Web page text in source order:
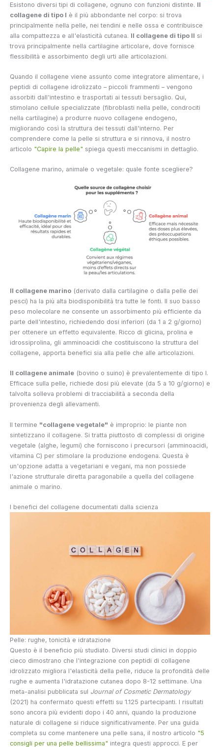
Esistono diversi tipi di collagene, ognuno con funzioni distinte. Il
collagene di tipo I è il più abbondante nel corpo: si trova
principalmente nella pelle, nei tendini e nelle ossa e contribuisce
alla compattezza e all'elasticità cutanea. Il collagene di tipo II si
trova principalmente nella cartilagine articolare, dove fornisce
flessibilità e assorbimento degli urti alle articolazioni.
Quando il collagene viene assunto come integratore alimentare, i
peptidi di collagene idrolizzato – piccoli frammenti – vengono
assorbiti dall'intestino e trasportati ai tessuti bersaglio. Qui,
stimolano cellule specializzate (fibroblasti nella pelle, condrociti
nella cartilagine) a produrre nuovo collagene endogeno,
migliorando così la struttura dei tessuti dall'interno. Per
comprendere come la pelle si struttura e si rinnova, il nostro
articolo "Capire la pelle" spiega questi meccanismi in dettaglio.
Collagene marino, animale o vegetale: quale fonte scegliere?
Il collagene marino (derivato dalla cartilagine o dalla pelle dei
pesci) ha la più alta biodisponibilità tra tutte le fonti. Il suo basso
peso molecolare ne consente un assorbimento più efficiente da
parte dell'intestino, richiedendo dosi inferiori (da 1 a 2 g/giorno)
per ottenere un effetto equivalente. Ricco di glicina, prolina e
idrossiprolina, gli amminoacidi che costituiscono la struttura del
collagene, apporta benefici sia alla pelle che alle articolazioni.
Il collagene animale (bovino o suino) è prevalentemente di tipo I.
Efficace sulla pelle, richiede dosi più elevate (da 5 a 10 g/giorno) e
talvolta solleva problemi di tracciabilità a seconda della
provenienza degli allevamenti.
Il termine "collagene vegetale" è improprio: le piante non
sintetizzano il collagene. Si tratta piuttosto di complessi di origine
vegetale (alghe, legumi) che forniscono i precursori (amminoacidi,
vitamina C) per stimolare la produzione endogena. Questa è
un'opzione adatta a vegetariani e vegani, ma non possiede
l'azione strutturale diretta paragonabile a quella del collagene
animale o marino.
I benefici del collagene documentati dalla scienza
Pelle: rughe, tonicità e idratazione
Questo è il beneficio più studiato. Diversi studi clinici in doppio
cieco dimostrano che l'integrazione con peptidi di collagene
idrolizzato migliora l'elasticità della pelle, riduce la profondità delle
rughe e aumenta l'idratazione cutanea dopo 8-12 settimane. Una
meta-analisi pubblicata sul Journal of Cosmetic Dermatology
(2021) ha confermato questi effetti su 1.125 partecipanti. I risultati
sono ancora più evidenti dopo i 40 anni, quando la produzione
naturale di collagene si riduce significativamente. Per una guida
completa su come mantenere una pelle sana, il nostro articolo "5
consigli per una pelle bellissima" integra questi approcci. E per